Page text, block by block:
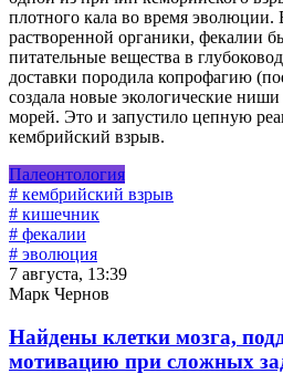
плотного кала во время эволюции.
растворенной органики, фекалии
питательные вещества в
доставки породила копрофагию
создала новые экологические
морей. Это и запустило цепную
кембрийский взрыв.
Палеонтология
# кембрийский взрыв
# кишечник
# фекалии
# эволюция
7 августа, 13:39
Марк Чернов
Найдены клетки мозга,
мотивацию при сложных